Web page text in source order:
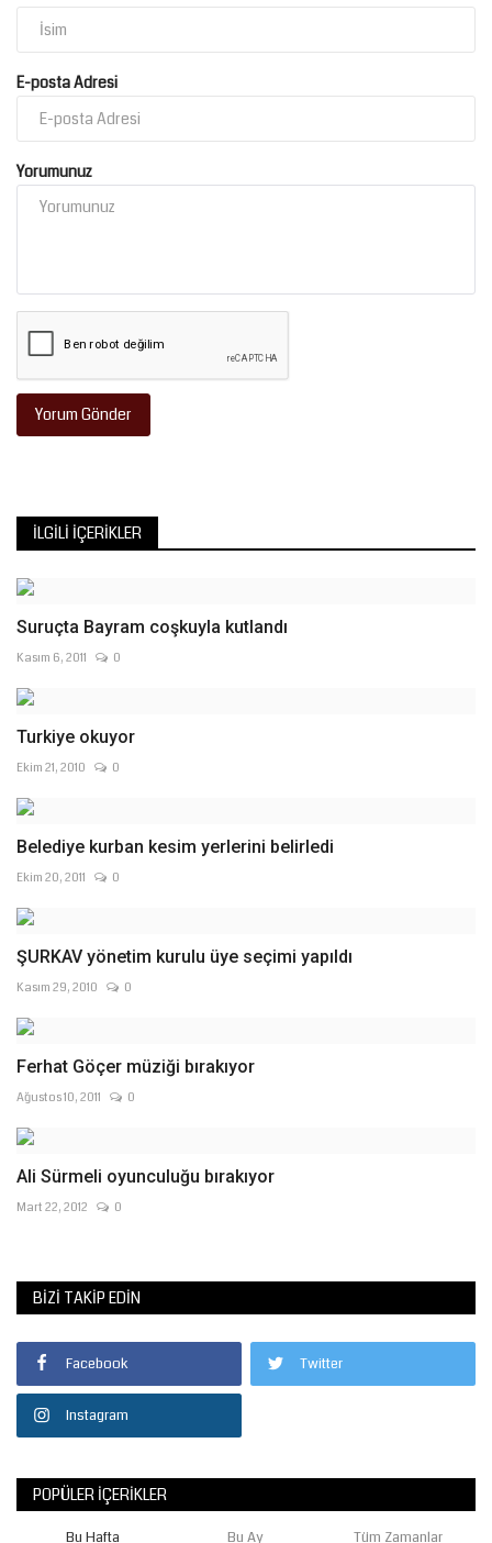
E-posta Adresi
Yorumunuz
Yorum Gönder
İLGILI İÇERIKLER
Suruçta Bayram coşkuyla kutlandı
Kasım 6, 2011 0
Turkiye okuyor
Ekim 21, 2010 0
Belediye kurban kesim yerlerini belirledi
Ekim 20, 2011 0
ŞURKAV yönetim kurulu üye seçimi yapıldı
Kasım 29, 2010 0
Ferhat Göçer müziği bırakıyor
Ağustos 10, 2011 0
Ali Sürmeli oyunculuğu bırakıyor
Mart 22, 2012 0
BIZI TAKIP EDIN
Facebook Twitter
Instagram
POPÜLER İÇERIKLER
Bu Hafta Bu Ay Tüm Zamanlar